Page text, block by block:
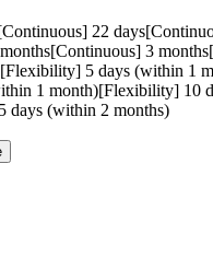
22 days
[Continuous] 3 months
[Flexibility] 5 days (within 1
1 month)[Flexibility] 10
days (within 2 months)